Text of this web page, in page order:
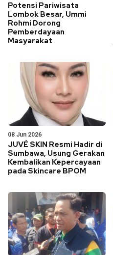
Potensi Pariwisata
Lombok Besar, Ummi
Rohmi Dorong
Pemberdayaan
Masyarakat
08 Jun 2026
JUVÉ SKIN Resmi Hadir di
Sumbawa, Usung Gerakan
Kembalikan Kepercayaan
pada Skincare BPOM